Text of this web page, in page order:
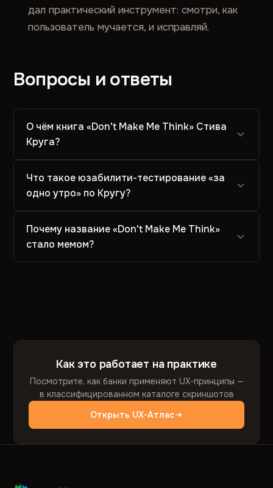
дал практический инструмент: смотри, как
пользователь мучается, и исправляй.
Вопросы и ответы
О чём книга «Don't Make Me Think» Стива
Круга?
Что такое юзабилити-тестирование «за
одно утро» по Кругу?
Почему название «Don't Make Me Think»
стало мемом?
Как это работает на практике
Посмотрите, как банки применяют UX-принципы —
в классифицированном каталоге скриншотов
Открыть UX-Атлас